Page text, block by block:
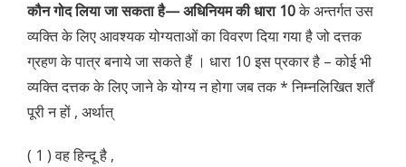
कौन गोद लिया जा सकता है— अधिनियम की धारा 10के अन्तर्गत उस
व्यक्ति के लिए आवश्यक योग्यताओं का विवरण दिया गया है जो दत्तक
ग्रहण के पात्र बनाये जा सकते हैं । धारा 10 इस प्रकार है – कोई भी
व्यक्ति दत्तक के लिए जाने के योग्य न होगा जब तक * निम्नलिखित शर्तें
पूरी न हों , अर्थात्
( 1 ) वह हिन्दू है ,